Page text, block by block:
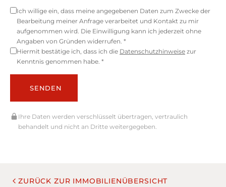
Ich willige ein, dass meine angegebenen Daten zum Zwecke der
Bearbeitung meiner Anfrage verarbeitet und Kontakt zu mir
aufgenommen wird. Die Einwilligung kann ich jederzeit ohne
Angaben von Gründen widerrufen. *
Hiermit bestätige ich, dass ich die Datenschutzhinweise zur
Kenntnis genommen habe. *
SENDEN
Ihre Daten werden verschlüsselt übertragen, vertraulich
behandelt und nicht an Dritte weitergegeben.
ZURÜCK ZUR IMMOBILIENÜBERSICHT